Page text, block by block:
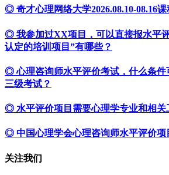
◎ 奇才心理网络大学2026.08.10-08.16课
◎ 我参加过XX项目，可以直接报水平
认定的培训项目”有哪些？
◎ 心理咨询师水平评价考试，什么条件
三级考试？
◎ 水平评价项目需要心理学专业和相关
◎ 中国心理学会心理咨询师水平评价项
关注我们